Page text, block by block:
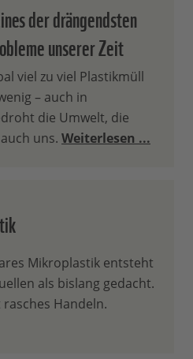
der drängendsten
unserer Zeit
viel zu viel Plastikmüll
– auch in
die Umwelt, die
uns. Weiterlesen ...
Mikroplastik entsteht
als bislang gedacht.
Handeln.